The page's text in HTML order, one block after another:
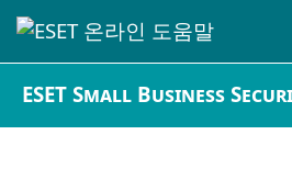
ESET Small Business